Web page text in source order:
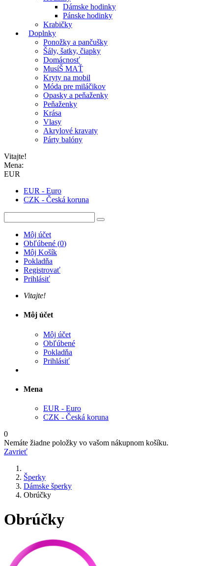
Dámske hodinky
Pánske hodinky
Krabičky
Doplnky
Ponožky a pančušky
Šály, šatky, čiapky
Domácnosť
MusíŠ MAŤ
Kryty na mobil
Móda pre miláčikov
Opasky a peňaženky
Peňaženky
Krása
Vlasy
Akrylové kravaty
Párty balóny
Vitajte!
Mena:
EUR
EUR - Euro
CZK - Česká koruna
Môj účet
Obľúbené (0)
Môj Košík
Pokladňa
Registrovať
Prihlásiť
Vitajte!
Môj účet
Môj účet
Obľúbené
Pokladňa
Prihlásiť
Mena
EUR - Euro
CZK - Česká koruna
0
Nemáte žiadne položky vo vašom nákupnom košíku.
Zavrieť
Šperky
Dámske šperky
Obrúčky
Obrúčky